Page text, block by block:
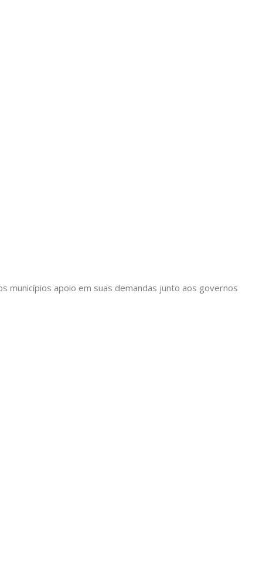
municípios apoio em suas demandas junto aos governos